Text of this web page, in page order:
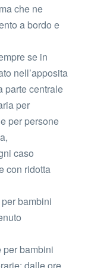
che ne
a bordo e
se in
nell’apposita
parte centrale
per
per persone
caso
con ridotta
bambini
per bambini